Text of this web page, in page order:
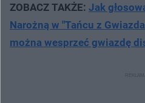
ZOBACZ TAKŻE: Jak
Narożną w "Tańcu z
można wesprzeć gwiazdę